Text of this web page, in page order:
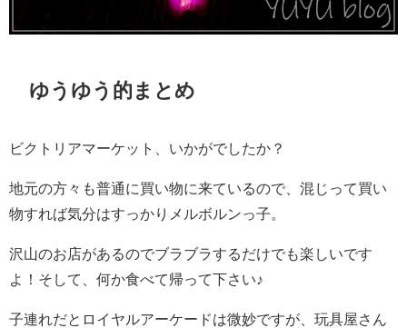
ゆうゆう的まとめ
ビクトリアマーケット、いかがでしたか？
地元の方々も普通に買い物に来ているので、混じって買い
物すれば気分はすっかりメルボルンっ子。
沢山のお店があるのでブラブラするだけでも楽しいです
よ！そして、何か食べて帰って下さい♪
子連れだとロイヤルアーケードは微妙ですが、玩具屋さん